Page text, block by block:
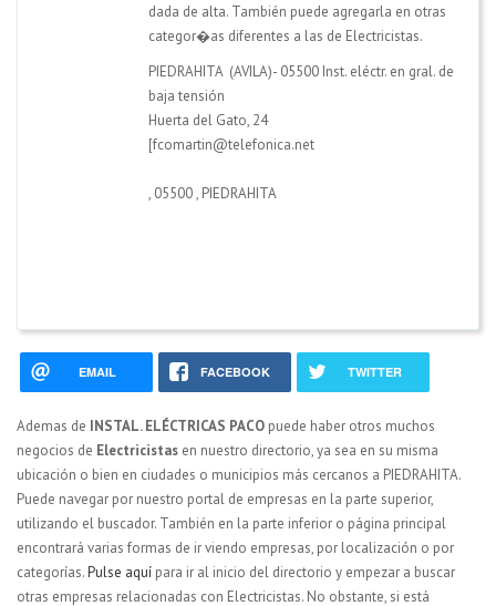
dada de alta. También puede agregarla en otras
categor�as diferentes a las de Electricistas.
PIEDRAHITA (AVILA)- 05500 Inst. eléctr. en gral. de
baja tensión
Huerta del Gato, 24
[fcomartin@telefonica.net
, 05500, PIEDRAHITA
EMAIL FACEBOOK TWITTER
Ademas de INSTAL. ELÉCTRICAS PACO puede haber otros muchos
negocios de Electricistas en nuestro directorio, ya sea en su misma
ubicación o bien en ciudades o municipios más cercanos a PIEDRAHITA.
Puede navegar por nuestro portal de empresas en la parte superior,
utilizando el buscador. También en la parte inferior o página principal
encontrará varias formas de ir viendo empresas, por localización o por
categorías.Pulse aquí para ir al inicio del directorio y empezar a buscar
otras empresas relacionadas con Electricistas. No obstante, si está